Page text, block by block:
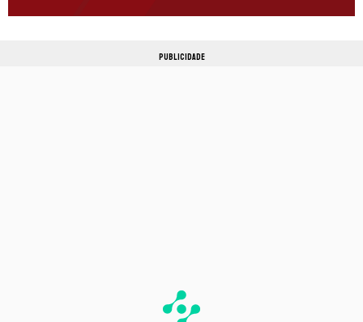
PUBLICIDADE